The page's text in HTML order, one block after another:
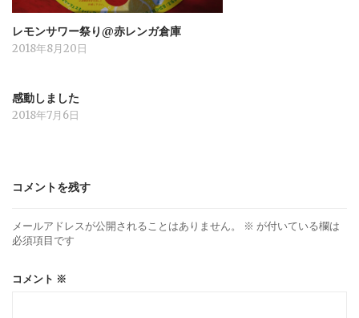
レモンサワー祭り@赤レンガ倉庫
2018年8月20日
感動しました
2018年7月6日
コメントを残す
メールアドレスが公開されることはありません。 ※ が付いている欄は
必須項目です
コメント ※